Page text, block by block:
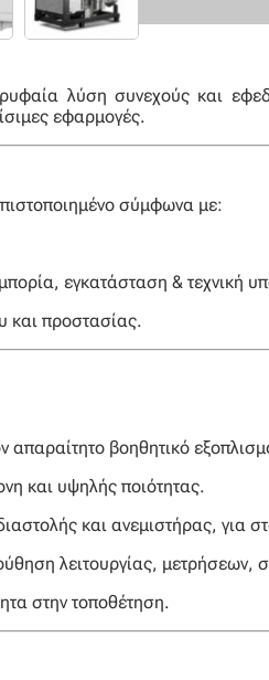
λύση συνεχούς και
εφαρμογές.
σύμφωνα με:
εγκατάσταση & τεχνική
και προστασίας.
βοηθητικό
και υψηλής ποιότητας.
και ανεμιστήρας, για
λειτουργίας, μετρήσεων,
στην τοποθέτηση.